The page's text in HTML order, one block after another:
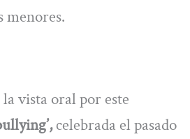
menores.
vista oral por este
celebrada el pasado